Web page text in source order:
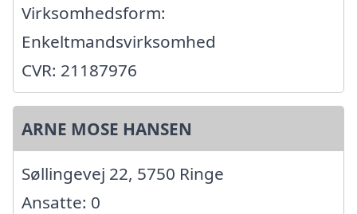
Virksomhedsform:
Enkeltmandsvirksomhed
CVR: 21187976
ARNE MOSE HANSEN
Søllingevej 22, 5750 Ringe
Ansatte: 0